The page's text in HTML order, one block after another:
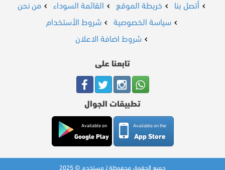
أتصل بنا خريطة الموقع القائمة السوداء
من نحن
سياسة الخصوصية
شروط الأستخدام
شروط اضافة الاعلان
تابعنا على
تطبيقات الجوال
Available on the
App Store
Available on
Google Play
جميع الحقوق محفوظة لـ مستخدم © 2025